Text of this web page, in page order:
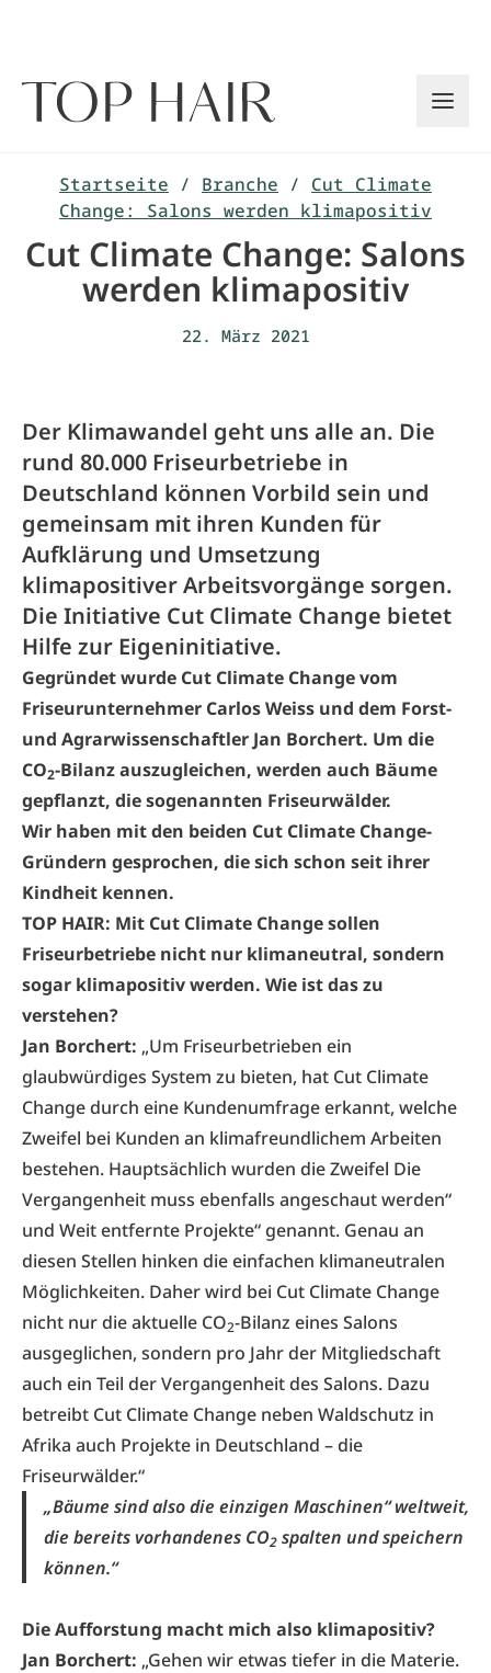
Startseite / Branche / Cut Climate
Change: Salons werden klimapositiv
Cut Climate Change: Salons
werden klimapositiv
22. März 2021
Der Klimawandel geht uns alle an. Die
rund 80.000 Friseurbetriebe in
Deutschland können Vorbild sein und
gemeinsam mit ihren Kunden für
Aufklärung und Umsetzung
klimapositiver Arbeitsvorgänge sorgen.
Die Initiative Cut Climate Change bietet
Hilfe zur Eigeninitiative.
Gegründet wurde Cut Climate Change vom
Friseurunternehmer Carlos Weiss und dem Forst-
und Agrarwissenschaftler Jan Borchert. Um die
CO2-Bilanz auszugleichen, werden auch Bäume
gepflanzt, die sogenannten Friseurwälder.
Wir haben mit den beiden Cut Climate Change-
Gründern gesprochen, die sich schon seit ihrer
Kindheit kennen.
TOP HAIR: Mit Cut Climate Change sollen
Friseurbetriebe nicht nur klimaneutral, sondern
sogar klimapositiv werden. Wie ist das zu
verstehen?
Jan Borchert: „Um Friseurbetrieben ein
glaubwürdiges System zu bieten, hat Cut Climate
Change durch eine Kundenumfrage erkannt, welche
Zweifel bei Kunden an klimafreundlichem Arbeiten
bestehen. Hauptsächlich wurden die Zweifel Die
Vergangenheit muss ebenfalls angeschaut werden“
und Weit entfernte Projekte“ genannt. Genau an
diesen Stellen hinken die einfachen klimaneutralen
Möglichkeiten. Daher wird bei Cut Climate Change
nicht nur die aktuelle CO2-Bilanz eines Salons
ausgeglichen, sondern pro Jahr der Mitgliedschaft
auch ein Teil der Vergangenheit des Salons. Dazu
betreibt Cut Climate Change neben Waldschutz in
Afrika auch Projekte in Deutschland – die
Friseurwälder.“
„Bäume sind also die einzigen Maschinen“ weltweit,
die bereits vorhandenes CO2 spalten und speichern
können.“
Die Aufforstung macht mich also klimapositiv?
Jan Borchert: „Gehen wir etwas tiefer in die Materie.